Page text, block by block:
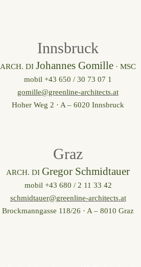
Innsbruck
ARCH. DI Johannes Gomille · MSC
mobil +43 650 / 30 73 07 1
gomille@greenline-architects.at
Hoher Weg 2 · A – 6020 Innsbruck
Graz
ARCH. DI Gregor Schmidtauer
mobil +43 680 / 2 11 33 42
schmidtauer@greenline-architects.at
Brockmanngasse 118/26 · A – 8010 Graz